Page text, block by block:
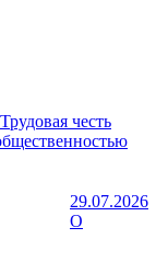
честь
29.07.2026
О